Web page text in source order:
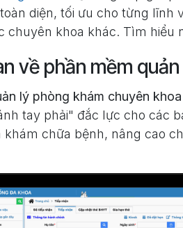
toàn diện, tối ưu cho từng lĩnh
chuyên khoa khác. Tìm hiểu
về phần mềm
lý phòng khám chuyên khoa
tay phải" đắc lực cho các
chữa bệnh, nâng cao